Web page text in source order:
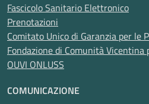
Fascicolo Sanitario Elettronico
Prenotazioni
Comitato Unico di Garanzia per le
Fondazione di Comunità
OUVI ONLUSS
COMUNICAZIONE